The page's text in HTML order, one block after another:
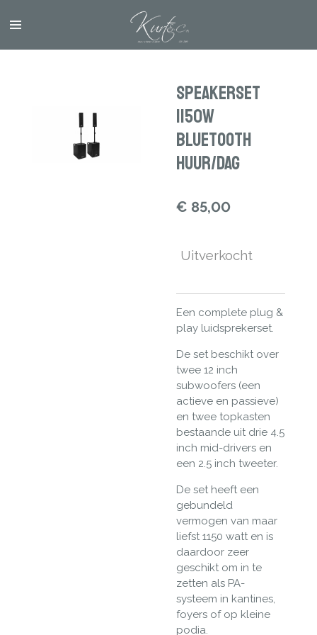
direct
Speakerset
1150w
Bluetooth
Huur/Dag
€ 85,00
Uitverkocht
Een complete plug &
play luidsprekerset.
De set beschikt over
twee 12 inch
subwoofers (een
actieve en passieve)
en twee topkasten
bestaande uit drie 4.5
inch mid-drivers en
een 2.5 inch tweeter.
De set heeft een
gebundeld
vermogen van maar
liefst 1150 watt en is
daardoor zeer
geschikt om in te
zetten als PA-
systeem in kantines,
foyers of op kleine
podia.